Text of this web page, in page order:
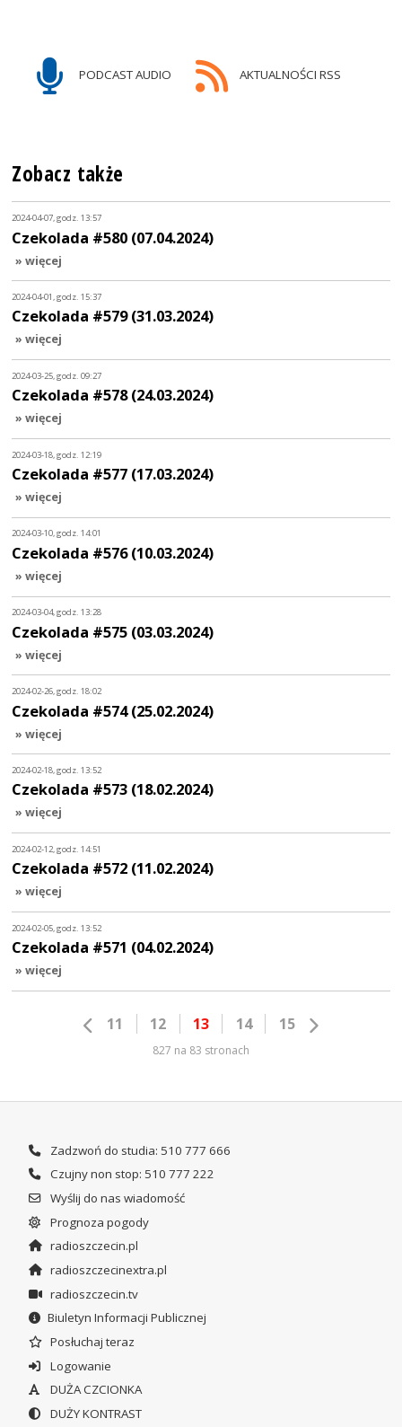
PODCAST AUDIO AKTUALNOŚCI RSS
Zobacz także
2024-04-07, godz. 13:57
Czekolada #580 (07.04.2024)
» więcej
2024-04-01, godz. 15:37
Czekolada #579 (31.03.2024)
» więcej
2024-03-25, godz. 09:27
Czekolada #578 (24.03.2024)
» więcej
2024-03-18, godz. 12:19
Czekolada #577 (17.03.2024)
» więcej
2024-03-10, godz. 14:01
Czekolada #576 (10.03.2024)
» więcej
2024-03-04, godz. 13:28
Czekolada #575 (03.03.2024)
» więcej
2024-02-26, godz. 18:02
Czekolada #574 (25.02.2024)
» więcej
2024-02-18, godz. 13:52
Czekolada #573 (18.02.2024)
» więcej
2024-02-12, godz. 14:51
Czekolada #572 (11.02.2024)
» więcej
2024-02-05, godz. 13:52
Czekolada #571 (04.02.2024)
» więcej
11 12 13 14 15
827 na 83 stronach
Zadzwoń do studia: 510 777 666
Czujny non stop: 510 777 222
Wyślij do nas wiadomość
Prognoza pogody
radioszczecin.pl
radioszczecinextra.pl
radioszczecin.tv
Biuletyn Informacji Publicznej
Posłuchaj teraz
Logowanie
DUŻA CZCIONKA
DUŻY KONTRAST